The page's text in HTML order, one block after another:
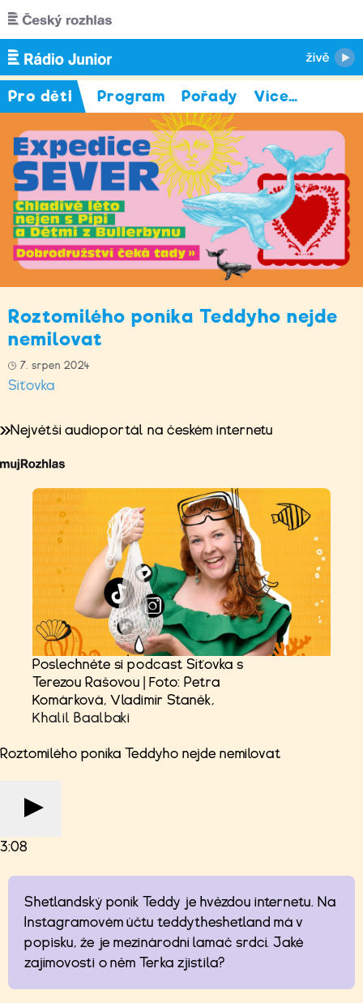
Přejít k hlavnímu obsahu
Pro děti Program Pořady Více…
Roztomilého poníka Teddyho nejde
nemilovat
7. srpen 2024
Síťovka
Největší audioportál na českém internetu
Poslechněte si podcast Síťovka s
Terezou Rašovou | Foto: Petra
Komárková, Vladimír Staněk,
Khalil Baalbaki
Roztomilého poníka Teddyho nejde nemilovat
3:08
Shetlandský poník Teddy je hvězdou internetu. Na
Instagramovém účtu teddytheshetland má v
popisku, že je mezinárodní lamač srdcí. Jaké
zajímovosti o něm Terka zjistila?